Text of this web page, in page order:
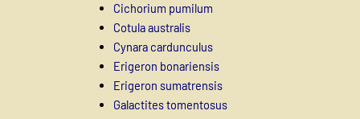
Cichorium pumilum
Cotula australis
Cynara cardunculus
Erigeron bonariensis
Erigeron sumatrensis
Galactites tomentosus